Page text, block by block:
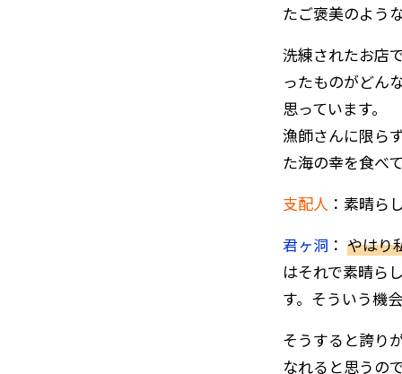
たご褒美のよう
洗練されたお店
ったものがどん
思っています。
漁師さんに限ら
た海の幸を食べ
支配人 ：素晴ら
君ヶ洞 ： やはり
はそれで素晴ら
す。そういう機
そうすると誇り
なれると思うの